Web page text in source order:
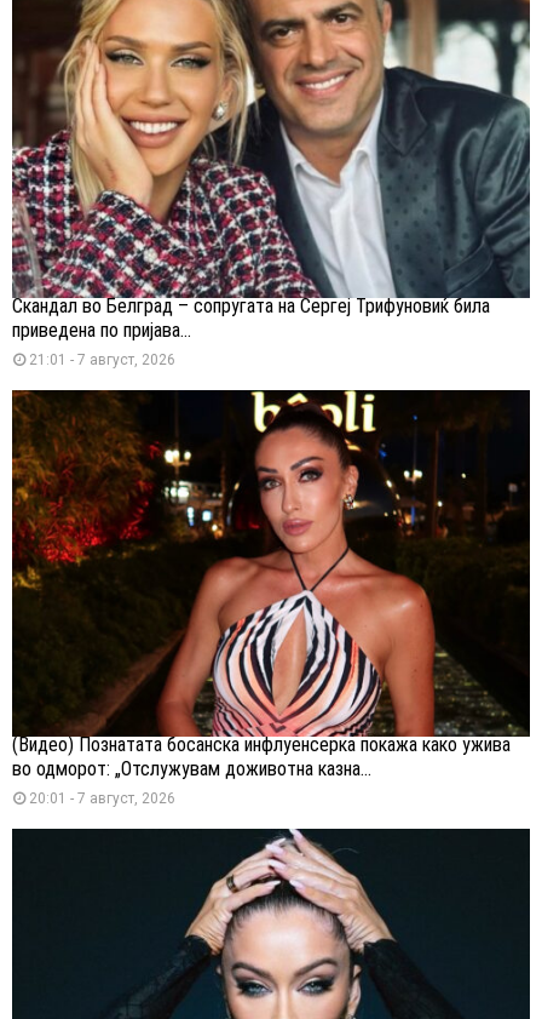
Скандал во Белград – сопругата на Сергеј Трифуновиќ била
приведена по пријава...
21:01 - 7 август, 2026
(Видео) Познатата босанска инфлуенсерка покажа како ужива
во одморот: „Отслужувам доживотна казна...
20:01 - 7 август, 2026